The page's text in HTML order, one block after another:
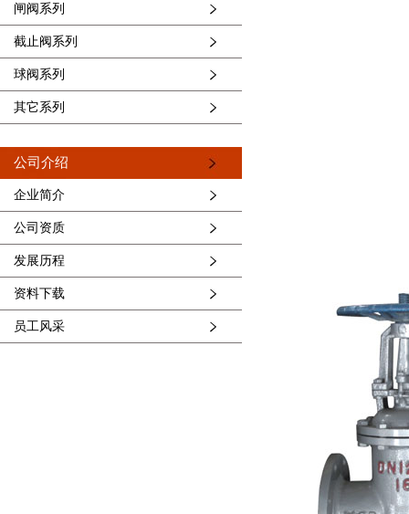
闸阀系列
截止阀系列
球阀系列
其它系列
公司介绍
企业简介
公司资质
发展历程
资料下载
员工风采